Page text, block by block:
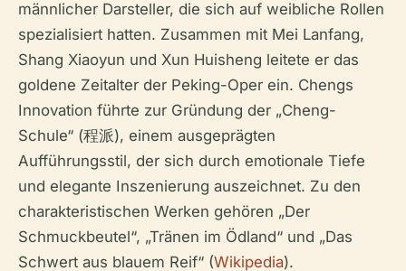
männlicher Darsteller, die sich auf weibliche Rollen
spezialisiert hatten. Zusammen mit Mei Lanfang,
Shang Xiaoyun und Xun Huisheng leitete er das
goldene Zeitalter der Peking-Oper ein. Chengs
Innovation führte zur Gründung der „Cheng-
Schule“ (程派), einem ausgeprägten
Aufführungsstil, der sich durch emotionale Tiefe
und elegante Inszenierung auszeichnet. Zu den
charakteristischen Werken gehören „Der
Schmuckbeutel“, „Tränen im Ödland“ und „Das
Schwert aus blauem Reif“ (Wikipedia).